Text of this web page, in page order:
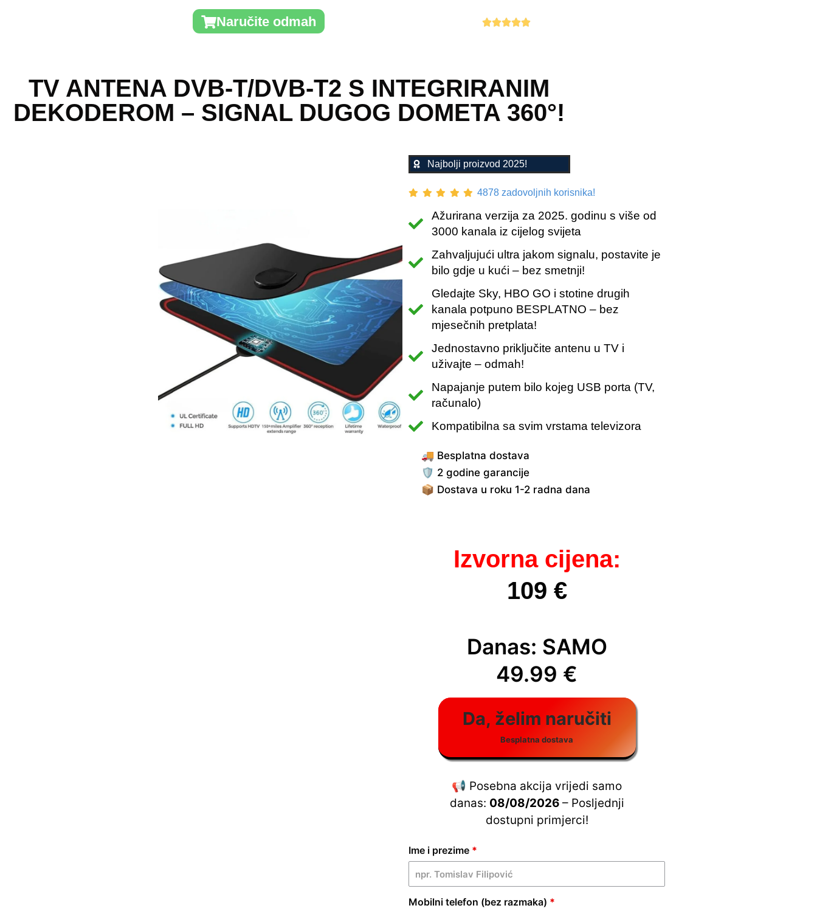
Naručite odmah 
TV ANTENA DVB-T/DVB-T2 S INTEGRIRANIM
DEKODEROM – SIGNAL DUGOG DOMETA 360°!
Najbolji proizvod 2025!
4878 zadovoljnih korisnika!
Ažurirana verzija za 2025. godinu s više od
3000 kanala iz cijelog svijeta
Zahvaljujući ultra jakom signalu, postavite je
bilo gdje u kući – bez smetnji!
Gledajte Sky, HBO GO i stotine drugih
kanala potpuno BESPLATNO – bez
mjesečnih pretplata!
Jednostavno priključite antenu u TV i
uživajte – odmah!
Napajanje putem bilo kojeg USB porta (TV,
računalo)
Kompatibilna sa svim vrstama televizora
🚚 Besplatna dostava
🛡️ 2 godine garancije
📦 Dostava u roku 1-2 radna dana
Izvorna cijena:
109 €
Danas: SAMO
49.99 €
Da, želim naručiti
Besplatna dostava
📢 Posebna akcija vrijedi samo
danas: 08/08/2026 – Posljednji
dostupni primjerci!
Antenna
TV - HR
Ver.Max
Ime i prezime *
Mobilni telefon (bez razmaka) *